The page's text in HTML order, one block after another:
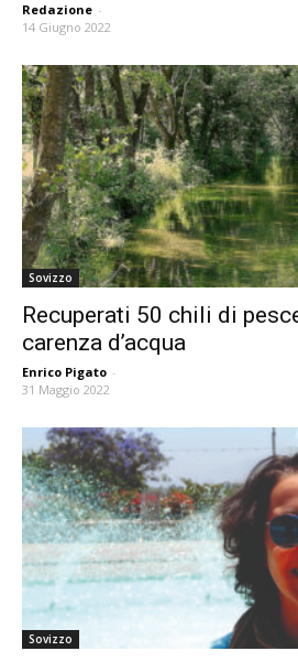
Redazione -
14 Giugno 2022
Sovizzo
Recuperati 50 chili di
carenza d’acqua
Enrico Pigato -
31 Maggio 2022
Sovizzo